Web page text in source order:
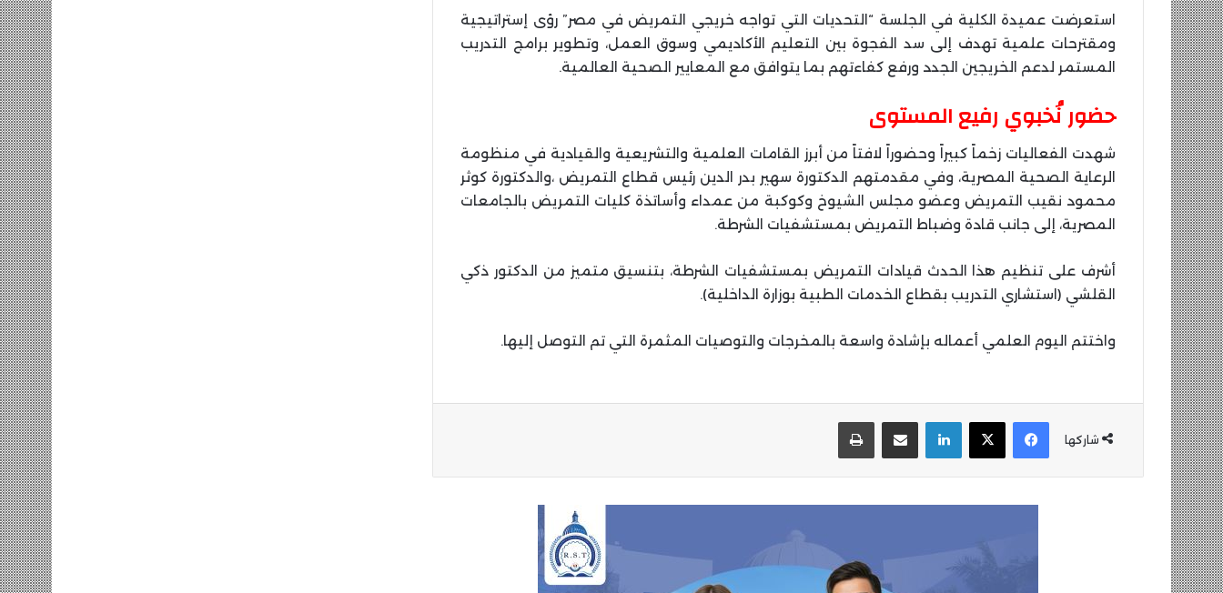
استعرضت عميدة الكلية في الجلسة “التحديات التي تواجه خريجي التمريض في مصر” رؤى إستراتيجية
ومقترحات علمية تهدف إلى سد الفجوة بين التعليم الأكاديمي وسوق العمل، وتطوير برامج التدريب
المستمر لدعم الخريجين الجدد ورفع كفاءتهم بما يتوافق مع المعايير الصحية العالمية.
حضور نُخبوي رفيع المستوى
شهدت الفعاليات زخماً كبيراً وحضوراً لافتاً من أبرز القامات العلمية والتشريعية والقيادية في منظومة
الرعاية الصحية المصرية، وفي مقدمتهم الدكتورة سهير بدر الدين رئيس قطاع التمريض ،والدكتورة كوثر
محمود نقيب التمريض وعضو مجلس الشيوخ وكوكبة من عمداء وأساتذة كليات التمريض بالجامعات
المصرية، إلى جانب قادة وضباط التمريض بمستشفيات الشرطة.
أشرف على تنظيم هذا الحدث قيادات التمريض بمستشفيات الشرطة، بتنسيق متميز من الدكتور ذكي
القلشي (استشاري التدريب بقطاع الخدمات الطبية بوزارة الداخلية).
واختتم اليوم العلمي أعماله بإشادة واسعة بالمخرجات والتوصيات المثمرة التي تم التوصل إليها.
شاركها
فيسبوك
‫X لينكدإن مشاركة عبر البريد طباعة